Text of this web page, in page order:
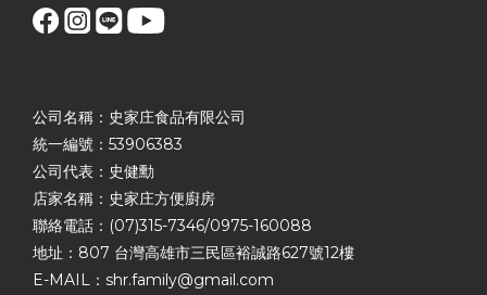
公司名稱：史家庄食品有限公司
統一編號：53906383
公司代表：史健勳
店家名稱：史家庄方便廚房
聯絡電話：(07)315-7346/0975-160088
地址：807 台灣高雄市三民區裕誠路627號12樓
E-MAIL：shr.family@gmail.com